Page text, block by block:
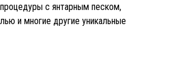
с янтарным песком,
и многие другие уникальные